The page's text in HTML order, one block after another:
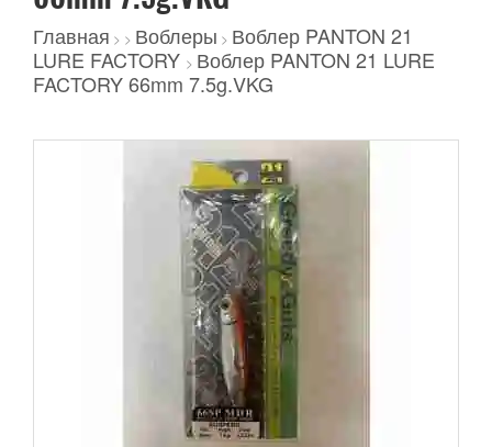
Главная > > Воблеры > Воблер PANTON 21
LURE FACTORY > Воблер PANTON 21 LURE
FACTORY 66mm 7.5g.VKG